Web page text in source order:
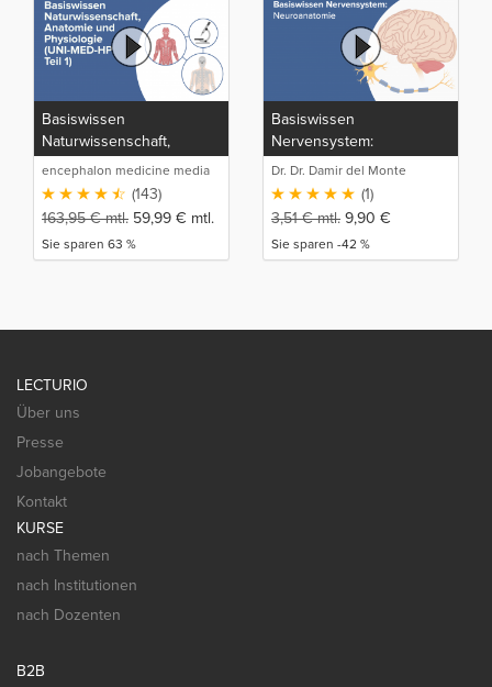
Basiswissen
Naturwissenschaft,
Anatomie und Physiologie
(UNI-MED-HP Teil 1)
encephalon medicine media
production GmbH(143)
163,95€mtl. 59,99 € mtl.
Sie sparen 63 %
Basiswissen
Nervensystem:
Neuroanatomie
Dr. Dr. Damir del Monte
(1)
3,51€mtl. 9,90 €
Sie sparen -42 %
LECTURIO
Über uns
Presse
Jobangebote
Kontakt
KURSE
nach Themen
nach Institutionen
nach Dozenten
B2B